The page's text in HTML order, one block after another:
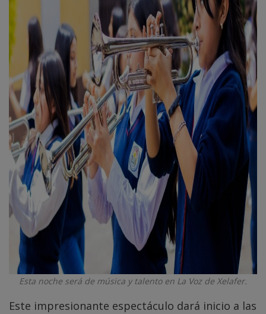
Esta noche será de música y talento en La Voz de Xelafer.
Este impresionante espectáculo dará inicio a las